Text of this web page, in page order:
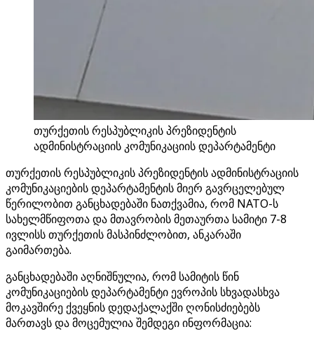
თურქეთის რესპუბლიკის პრეზიდენტის
ადმინისტრაციის კომუნიკაციის დეპარტამენტი
თურქეთის რესპუბლიკის პრეზიდენტის ადმინისტრაციის
კომუნიკაციების დეპარტამენტის მიერ გავრცელებულ
წერილობით განცხადებაში ნათქვამია, რომ NATO-ს
სახელმწიფოთა და მთავრობის მეთაურთა სამიტი 7-8
ივლისს თურქეთის მასპინძლობით, ანკარაში
გაიმართება.
განცხადებაში აღნიშნულია, რომ სამიტის წინ
კომუნიკაციების დეპარტამენტი ევროპის სხვადასხვა
მოკავშირე ქვეყნის დედაქალაქში ღონისძიებებს
მართავს და მოცემულია შემდეგი ინფორმაცია: